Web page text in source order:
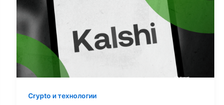
Crypto и технологии